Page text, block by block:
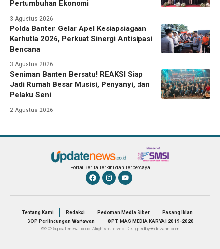
Pertumbuhan Ekonomi
3 Agustus 2026
Polda Banten Gelar Apel Kesiapsiagaan
Karhutla 2026, Perkuat Sinergi Antisipasi
Bencana
3 Agustus 2026
Seniman Banten Bersatu! REAKSI Siap
Jadi Rumah Besar Musisi, Penyanyi, dan
Pelaku Seni
2 Agustus 2026
Portal Berita Terkini dan Terpercaya
Tentang Kami Redaksi Pedoman Media Siber
Pasang Iklan
SOP Perlindungan Wartawan
©PT. MAS MEDIA KARYA | 2019-2020
© 2025 updatenews.co.id. All rights reserved. Designed by ❤ dezainin.com